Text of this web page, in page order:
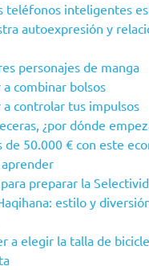
teléfonos inteligentes
autoexpresión y
personajes de manga
combinar bolsos
controlar tus impulsos
¿por dónde
de 50.000 € con este
preparar la
estilo y
a elegir la talla de